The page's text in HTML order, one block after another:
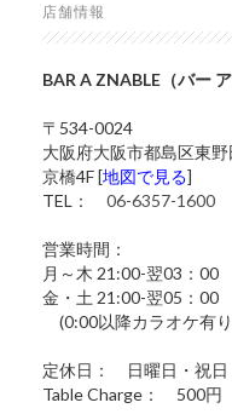
店舗情報
BAR A ZNABLE（バー ア
〒534-0024
大阪府大阪市都島区東
京橋4F [地図で見る]
TEL：06-6357-1600
営業時間：
月～木 21:00-翌03：00
金・土 21:00-翌05：00
(0:00以降カラオケ有
定休日： 日曜日・祝日
Table Charge： 500円